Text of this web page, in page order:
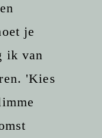
je
ik van
'Kies